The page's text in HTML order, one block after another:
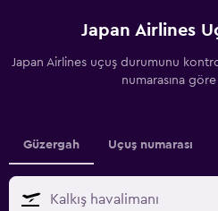
Japan Airlines
Japan Airlines uçuş durumunu
numarasına
Güzergah Uçuş numarası